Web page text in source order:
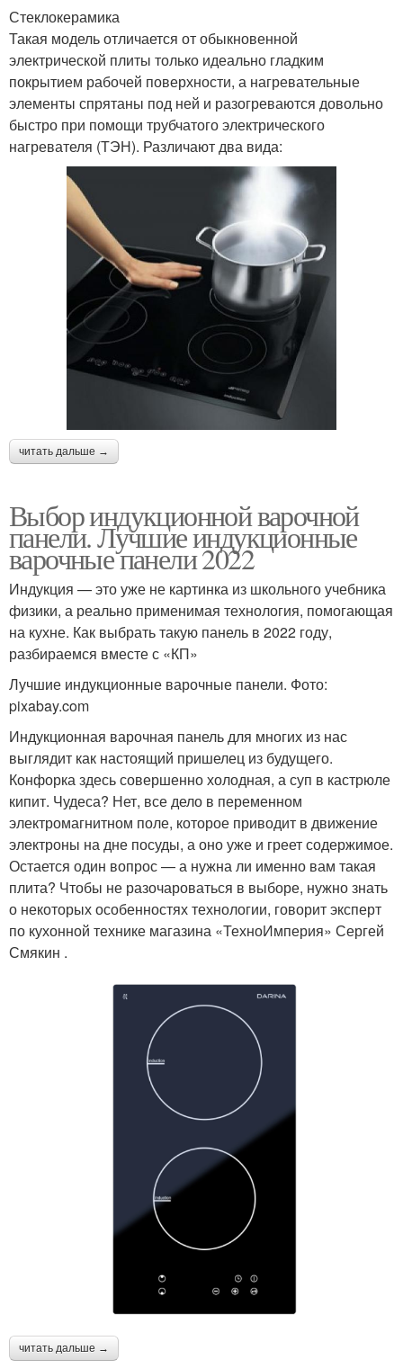
Стеклокерамика
Такая модель отличается от обыкновенной
электрической плиты только идеально гладким
покрытием рабочей поверхности, а нагревательные
элементы спрятаны под ней и разогреваются довольно
быстро при помощи трубчатого электрического
нагревателя (ТЭН). Различают два вида:
читать дальше →
Выбор индукционной варочной
панели. Лучшие индукционные
варочные панели 2022
Индукция — это уже не картинка из школьного учебника
физики, а реально применимая технология, помогающая
на кухне. Как выбрать такую панель в 2022 году,
разбираемся вместе с «КП»
Лучшие индукционные варочные панели. Фото:
pixabay.com
Индукционная варочная панель для многих из нас
выглядит как настоящий пришелец из будущего.
Конфорка здесь совершенно холодная, а суп в кастрюле
кипит. Чудеса? Нет, все дело в переменном
электромагнитном поле, которое приводит в движение
электроны на дне посуды, а оно уже и греет содержимое.
Остается один вопрос — а нужна ли именно вам такая
плита? Чтобы не разочароваться в выборе, нужно знать
о некоторых особенностях технологии, говорит эксперт
по кухонной технике магазина «ТехноИмперия» Сергей
Смякин .
читать дальше →